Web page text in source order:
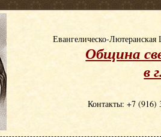
Евангелическо-
Община
в
Контакты: +7 (916)